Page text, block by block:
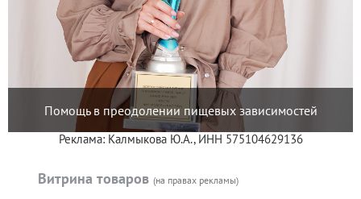
Помощь в преодолении пищевых зависимостей
Реклама: Калмыкова Ю.А., ИНН 575104629136
Витрина товаров (на правах рекламы)